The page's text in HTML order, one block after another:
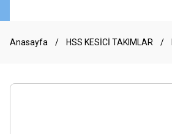
Anasayfa HSS KESİCİ TAKIMLAR